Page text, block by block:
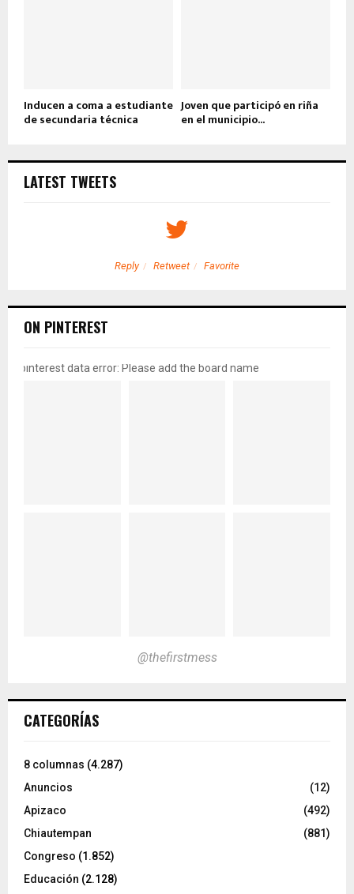
Inducen a coma a estudiante
de secundaria técnica
Joven que participó en riña
en el municipio...
LATEST TWEETS
Reply Retweet Favorite
ON PINTEREST
pinterest data error: Please add the board name
@thefirstmess
CATEGORÍAS
8 columnas (4.287)
Anuncios
(12)
Apizaco
(492)
Chiautempan
(881)
Congreso (1.852)
Educación (2.128)